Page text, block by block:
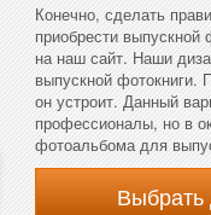
Конечно, сделать
приобрести
на наш сайт. Наши
выпускной фотокниги.
он устроит. Данный
профессионалы, но в
фотоальбома для
Выбрать